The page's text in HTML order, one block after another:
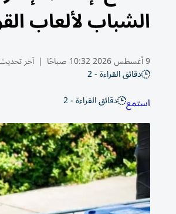
الشباب لألعاب
9 أغسطس 2026 10:32 صباحًا | آخر
دقائق القراءة - 2
استمع دقائق القراءة - 2